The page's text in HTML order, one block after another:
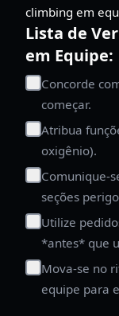
climbing em
Lista de
em Equipe:
Concorde
começar.
Atribua
oxigênio).
Comunique-
seções
Utilize
*antes* que
Mova-se no
equipe para